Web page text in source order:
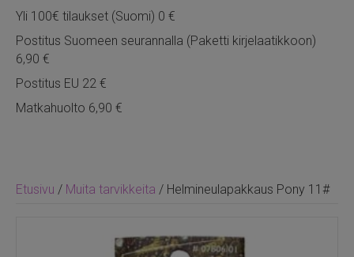
Etusivu / Muita tarvikkeita / Helmineulapakkaus Pony 11#
Yli 100€ tilaukset (Suomi) 0 €
Postitus Suomeen seurannalla (Paketti kirjelaatikkoon)
6,90 €
Postitus EU 22 €
Matkahuolto 6,90 €